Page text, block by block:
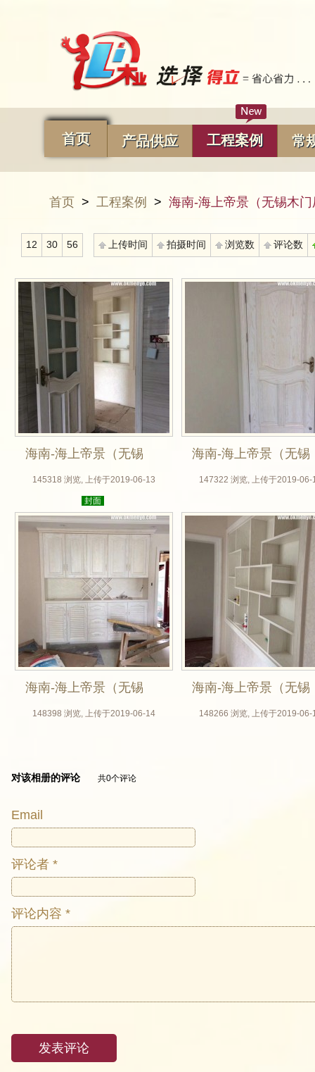
首页 产品供应 工程案例 常
首页 > 工程案例 > 海南-海上帝景（无锡木
12 30 56 上传时间 拍摄时间 浏览数 评论数
海南-海上帝景（无锡
木门厂，美国红橡原
木门，白擦金，实拍
效果图，卧室门，房
145318 浏览, 上传于2019-06-13
封面
海南-海上帝景（无锡
木门厂，美国红橡原
效果图，卧室门，房
门定做）_02
147322 浏览, 上传于2019-06-
海南-海上帝景（无锡
木门厂，美国红橡原
148398 浏览, 上传于2019-06-14
海南-海上帝景（无锡
木门厂，美国红橡原
148266 浏览, 上传于2019-06-
对该相册的评论 共0个评论
Email
评论者 *
评论内容 *